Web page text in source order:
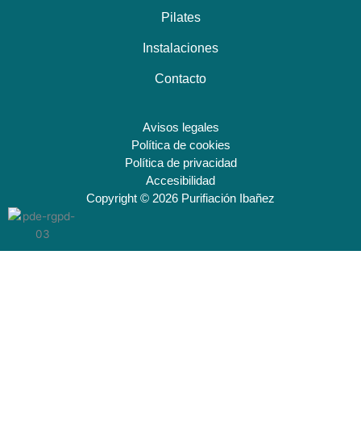
Pilates
Instalaciones
Contacto
Copyright © 2026 Purifiación Ibañez
Avisos legales
Política de cookies
Política de privacidad
Accesibilidad